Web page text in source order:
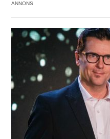
ANNONS